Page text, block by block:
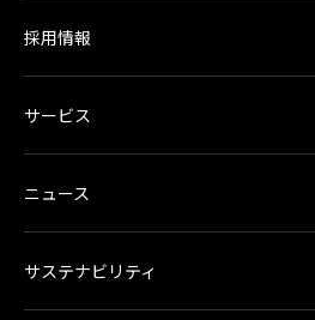
採用情報
サービス
ニュース
サステナビリティ